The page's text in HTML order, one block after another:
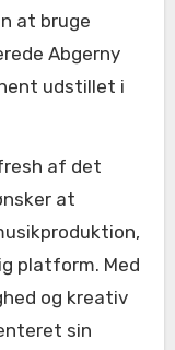
at bruge
Abgerny
udstillet i
af det
at
platform. Med
og kreativ
sin